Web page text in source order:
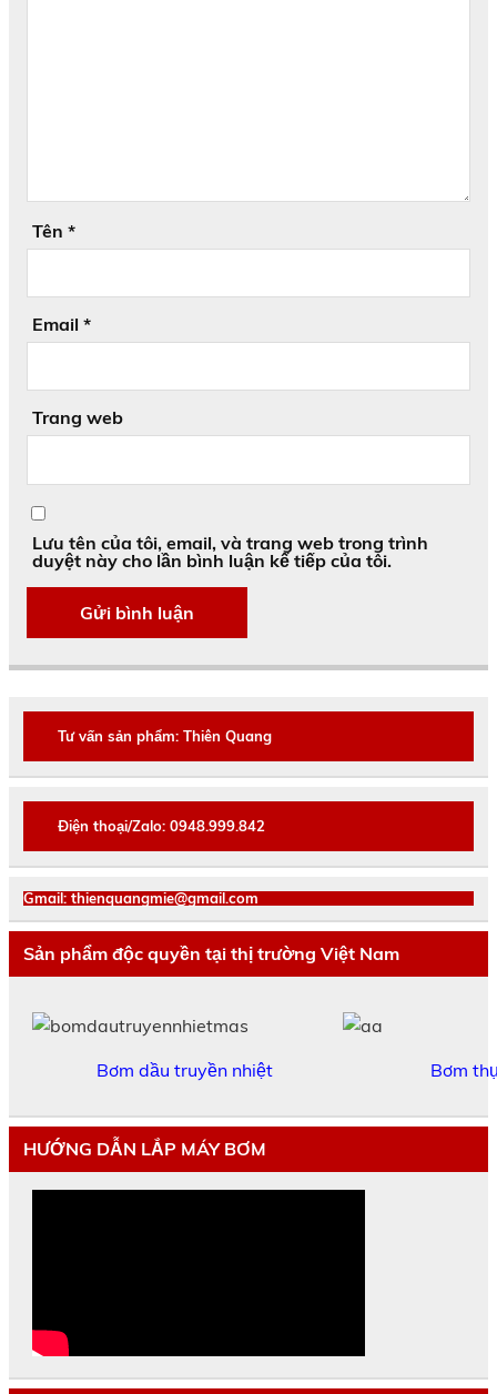
Tên *
Email *
Trang web
Lưu tên của tôi, email, và trang web trong trình
duyệt này cho lần bình luận kế tiếp của tôi.
Tư vấn sản phẩm: Thiên Quang
Điện thoại/Zalo: 0948.999.842
Gmail: thienquangmie@gmail.com
Sản phẩm độc quyền tại thị trường Việt Nam
Bơm dầu truyền nhiệt Bơm
HƯỚNG DẪN LẮP MÁY BƠM